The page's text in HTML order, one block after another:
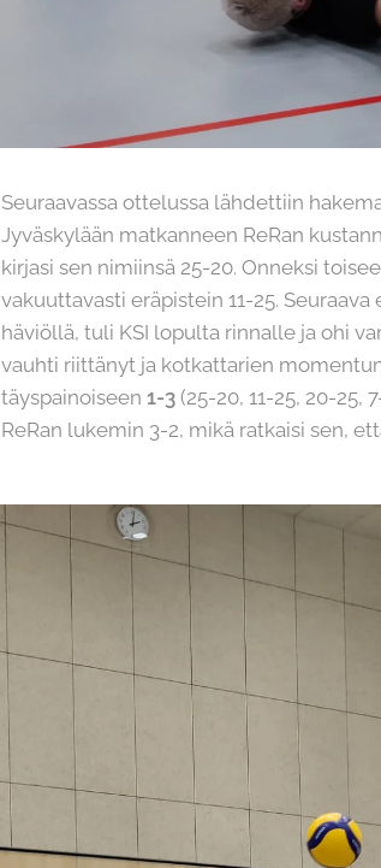
Seuraavassa ottelussa lähdettiin
Jyväskylään matkanneen ReRan
kirjasi sen nimiinsä 25-20. Onneksi
vakuuttavasti eräpistein 11-25.
häviöllä, tuli KSI lopulta rinnalle ja ohi
vauhti riittänyt ja kotkattarien
täyspainoiseen 1-3 (25-20, 11-25, 20-
ReRan lukemin 3-2, mikä ratkaisi sen,